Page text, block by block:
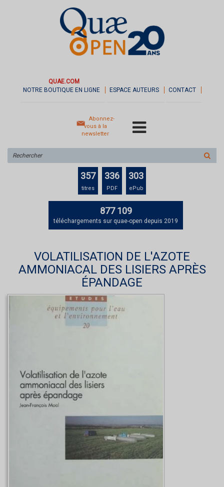
QUAE.COM
NOTRE BOUTIQUE EN LIGNE
ESPACE AUTEURS CONTACT
Abonnez-
vous à la
newsletter
sur
le
357
titres
336
PDF
303
ePub
877 109
téléchargements sur quae-open depuis 2019
VOLATILISATION DE L'AZOTE
AMMONIACAL DES LISIERS APRÈS
ÉPANDAGE